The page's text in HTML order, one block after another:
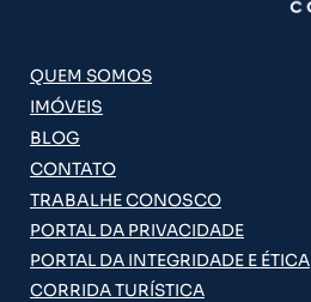
QUEM SOMOS
IMÓVEIS
BLOG
CONTATO
TRABALHE CONOSCO
PORTAL DA PRIVACIDADE
PORTAL DA INTEGRIDADE E ÉTICA
CORRIDA TURÍSTICA